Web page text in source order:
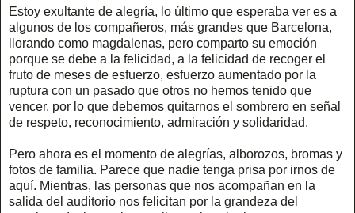
Estoy exultante de alegría, lo último que esperaba ver es a
algunos de los compañeros, más grandes que Barcelona,
llorando como magdalenas, pero comparto su emoción
porque se debe a la felicidad, a la felicidad de recoger el
fruto de meses de esfuerzo, esfuerzo aumentado por la
ruptura con un pasado que otros no hemos tenido que
vencer, por lo que debemos quitarnos el sombrero en señal
de respeto, reconocimiento, admiración y solidaridad.
Pero ahora es el momento de alegrías, alborozos, bromas y
fotos de familia. Parece que nadie tenga prisa por irnos de
aquí. Mientras, las personas que nos acompañan en la
salida del auditorio nos felicitan por la grandeza del